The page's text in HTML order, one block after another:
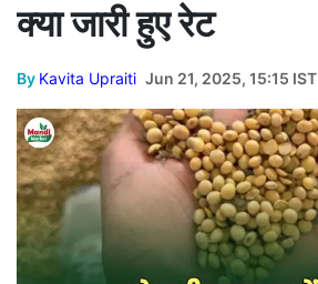
क्या जारी हुए रेट
By Kavita Upraiti Jun 21, 2025, 15:15 IST